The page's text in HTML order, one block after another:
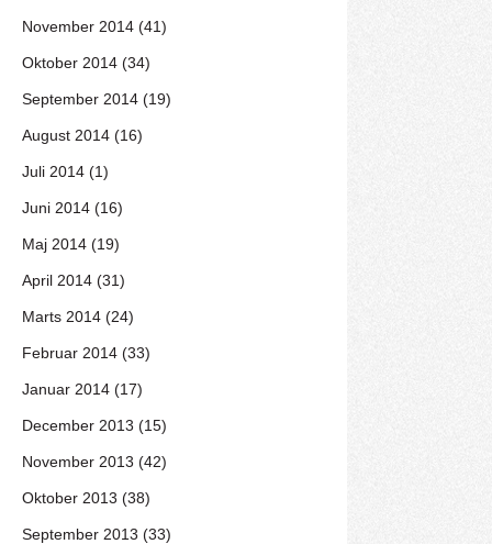
November 2014 (41)
Oktober 2014 (34)
September 2014 (19)
August 2014 (16)
Juli 2014 (1)
Juni 2014 (16)
Maj 2014 (19)
April 2014 (31)
Marts 2014 (24)
Februar 2014 (33)
Januar 2014 (17)
December 2013 (15)
November 2013 (42)
Oktober 2013 (38)
September 2013 (33)